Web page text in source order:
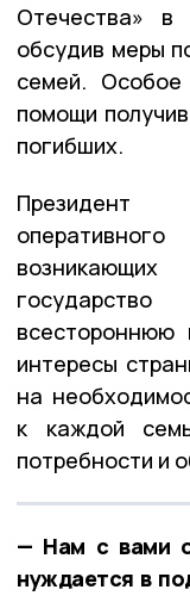
Отечества» в
обсудив меры
семей. Особое
помощи
погибших.
Президент
всестороннюю
интересы
на
к каждой
потребности и
— Нам с вами
нуждается в